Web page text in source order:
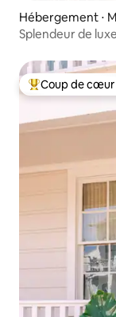
Hébergement ⋅
Splendeur de
Coups de cœur
Coup de cœur